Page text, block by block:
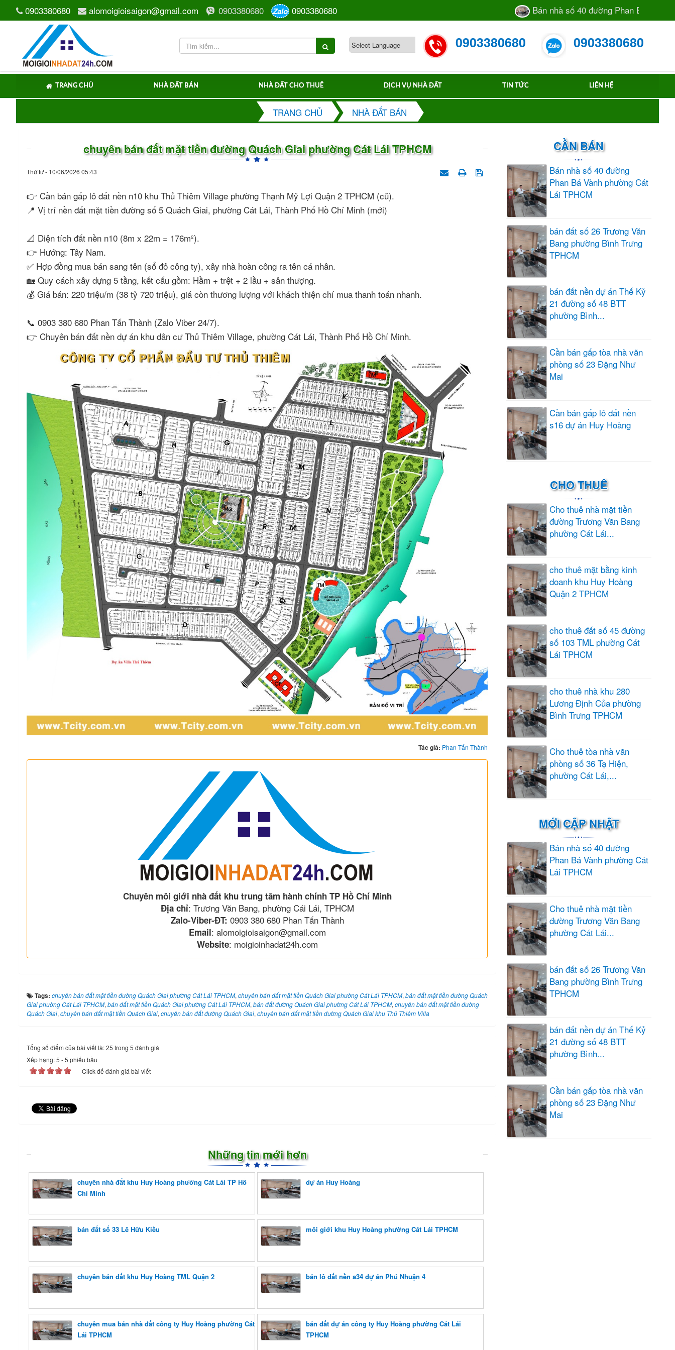
0903380680 alomoigioisaigon@gmail.com 0903380680 Zalo 0903380680 Bán nhà số 40 đường Phan Bá Vành
0903380680 0903380680
TRANG CHỦ NHÀ ĐẤT BÁN NHÀ ĐẤT CHO THUÊ DỊCH VỤ NHÀ ĐẤT TIN TỨC LIÊN HỆ
TRANG CHỦ NHÀ ĐẤT BÁN
chuyên bán đất mặt tiền đường Quách Giai phường Cát Lái TPHCM
Thứ tư - 10/06/2026 05:43
👉 Cần bán gấp lô đất nền n10 khu Thủ Thiêm Village phường Thạnh Mỹ Lợi Quận 2 TPHCM (cũ).
📍 Vị trí nền đất mặt tiền đường số 5 Quách Giai, phường Cát Lái, Thành Phố Hồ Chí Minh (mới)
📐 Diện tích đất nền n10 (8m x 22m = 176m²).
👉 Hướng: Tây Nam.
✅ Hợp đồng mua bán sang tên (sổ đỏ công ty), xây nhà hoàn công ra tên cá nhân.
🏡 Quy cách xây dựng 5 tầng, kết cấu gồm: Hầm + trệt + 2 lầu + sân thượng.
💰 Giá bán: 220 triệu/m (38 tỷ 720 triệu), giá còn thương lượng với khách thiện chí mua thanh toán nhanh.
📞 0903 380 680 Phan Tấn Thành (Zalo Viber 24/7).
👉 Chuyên bán đất nền dự án khu dân cư Thủ Thiêm Village, phường Cát Lái, Thành Phố Hồ Chí Minh.
Tác giả: Phan Tấn Thành
Chuyên môi giới nhà đất khu trung tâm hành chính TP Hồ Chí Minh
Địa chỉ: Trương Văn Bang, phường Cái Lái, TPHCM
Zalo-Viber-ĐT: 0903 380 680 Phan Tấn Thành
Email: alomoigioisaigon@gmail.com
Website: moigioinhadat24h.com
Tags: chuyên bán đất mặt tiền đường Quách Giai phường Cát Lái TPHCM, chuyên bán đất mặt tiền Quách Giai phường Cát Lái TPHCM, bán đất mặt tiền đường Quách
Giai phường Cát Lái TPHCM, bán đất mặt tiền Quách Giai phường Cát Lái TPHCM, bán đất đường Quách Giai phường Cát Lái TPHCM, chuyên bán đất mặt tiền đường
Quách Giai, chuyên bán đất mặt tiền Quách Giai, chuyên bán đất đường Quách Giai, chuyên bán đất mặt tiền đường Quách Giai khu Thủ Thiêm Villa
Tổng số điểm của bài viết là: 25 trong 5 đánh giá
Xếp hạng:5 -5 phiếu bầu
Click để đánh giá bài viết
Những tin mới hơn
chuyên nhà đất khu Huy Hoàng phường Cát Lái TP Hồ
Chí Minh
dự án Huy Hoàng
bán đất số 33 Lê Hữu Kiều môi giới khu Huy Hoàng phường Cát Lái TPHCM
chuyên bán đất khu Huy Hoàng TML Quận 2 bán lô đất nền a34 dự án Phú Nhuận 4
chuyên mua bán nhà đất công ty Huy Hoàng phường Cát
Lái TPHCM
bán đất dự án công ty Huy Hoàng phường Cát Lái
TPHCM
CẦN BÁN
Bán nhà số 40 đường
Phan Bá Vành phường Cát
Lái TPHCM
bán đất số 26 Trương Văn
Bang phường Bình Trưng
TPHCM
bán đất nền dự án Thế Kỷ
21 đường số 48 BTT
phường Bình...
Cần bán gấp tòa nhà văn
phòng số 23 Đặng Như
Mai
Cần bán gấp lô đất nền
s16 dự án Huy Hoàng
CHO THUÊ
Cho thuê nhà mặt tiền
đường Trương Văn Bang
phường Cát Lái...
cho thuê mặt bằng kinh
doanh khu Huy Hoàng
Quận 2 TPHCM
cho thuê đất số 45 đường
số 103 TML phường Cát
Lái TPHCM
cho thuê nhà khu 280
Lương Định Của phường
Bình Trưng TPHCM
Cho thuê tòa nhà văn
phòng số 36 Tạ Hiện,
phường Cát Lái,...
MỚI CẬP NHẬT
Bán nhà số 40 đường
Phan Bá Vành phường Cát
Lái TPHCM
Cho thuê nhà mặt tiền
đường Trương Văn Bang
phường Cát Lái...
bán đất số 26 Trương Văn
Bang phường Bình Trưng
TPHCM
bán đất nền dự án Thế Kỷ
21 đường số 48 BTT
phường Bình...
Cần bán gấp tòa nhà văn
phòng số 23 Đặng Như
Mai